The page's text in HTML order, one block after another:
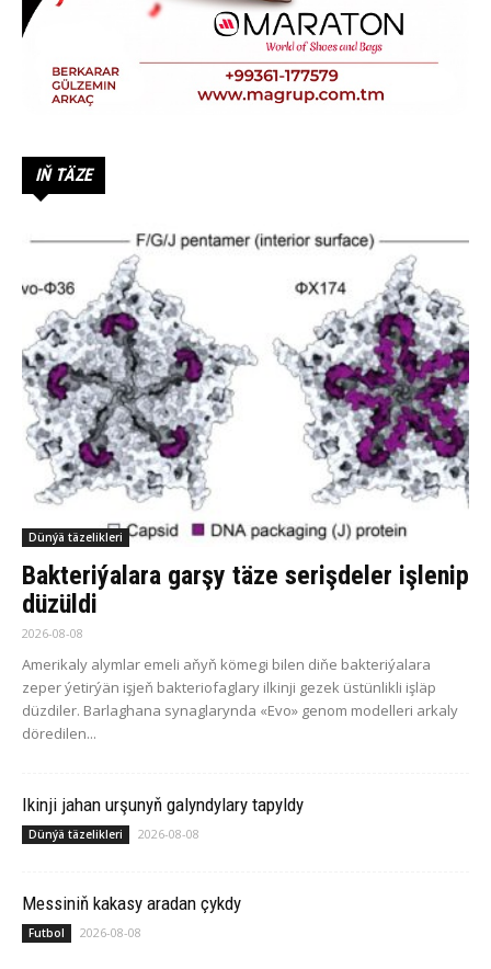
IŇ TÄZE
Dünýä täzelikleri
Bakteriýalara garşy täze serişdeler işlenip
düzüldi
2026-08-08
Amerikaly alymlar emeli aňyň kömegi bilen diňe bakteriýalara
zeper ýetirýän işjeň bakteriofaglary ilkinji gezek üstünlikli işläp
düzdiler. Barlaghana synaglarynda «Evo» genom modelleri arkaly
döredilen...
Ikinji jahan urşunyň galyndylary tapyldy
Dünýä täzelikleri 2026-08-08
Messiniň kakasy aradan çykdy
Futbol 2026-08-08